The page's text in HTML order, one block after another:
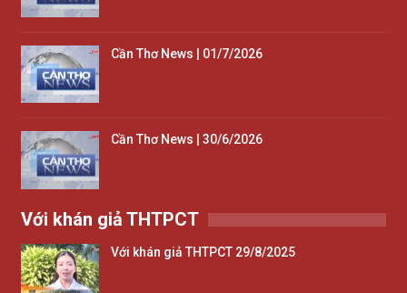
Cần Thơ News | 01/7/2026
Cần Thơ News | 30/6/2026
Với khán giả THTPCT
Với khán giả THTPCT 29/8/2025